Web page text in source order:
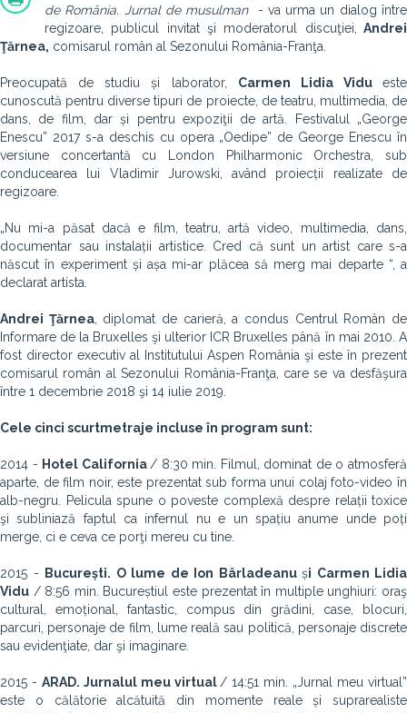
deRomânia. Jurnal de musulman- va urma un dialog între
regizoare, publicul invitat şi moderatorul discuţiei,
Andrei
Ţărnea, comisarul român al Sezonului România-Franţa.
Preocupată de studiu și laborator, Carmen Lidia Vidu este
cunoscută pentru diverse tipuri de proiecte, de teatru, multimedia, de
dans, de film, dar și pentru expoziţii de artă. Festivalul „George
Enescu” 2017 s-a deschis cu opera „Oedipe” de George Enescu în
versiune concertantă cu London Philharmonic Orchestra, sub
conducearea lui Vladimir Jurowski, având proiecții realizate de
regizoare.
„Nu mi-a păsat dacă e film, teatru, artă video, multimedia, dans,
documentar sau instalații artistice. Cred că sunt un artist care s-a
născut în experiment și așa mi-ar plăcea să merg mai departe “, a
declarat artista.
Andrei Ţărnea, diplomat de carieră, a condus Centrul Român de
Informare de la Bruxelles şi ulterior ICR Bruxelles până în mai 2010. A
fost director executiv al Institutului Aspen România şi este în prezent
comisarul român al Sezonului România-Franţa, care se va desfăşura
între 1 decembrie 2018 şi 14 iulie 2019.
Cele cinci scurtmetraje incluse în program sunt:
2014 - Hotel California / 8:30 min. Filmul, dominat de o atmosferă
aparte, de film noir, este prezentat sub forma unui colaj foto-video în
alb-negru. Pelicula spune o poveste complexă despre relații toxice
şi subliniază faptul ca infernul nu e un spațiu anume unde poți
merge, ci e ceva ce porţi mereu cu tine.
2015 - București. O lume de Ion Bârladeanu și Carmen Lidia
Vidu / 8:56 min. Bucureștiul este prezentat în multiple unghiuri: oraş
cultural, emoțional, fantastic, compus din grădini, case, blocuri,
parcuri, personaje de film, lume reală sau politică, personaje discrete
sau evidenţiate, dar şi imaginare.
2015 - ARAD. Jurnalul meu virtual / 14:51 min. „Jurnal meu virtual”
este o călătorie alcătuită din momente reale și suprarealiste